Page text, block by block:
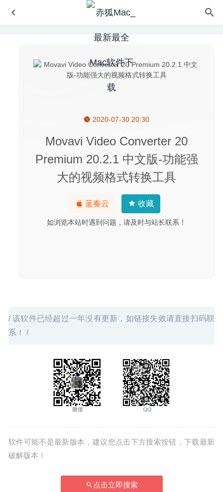
2020-07-30 20:30
Movavi Video Converter 20
Premium 20.2.1 中文版-功能强
大的视频格式转换工具
蓝奏云 收藏
如浏览本站时遇到问题，请及时与站长联系！
/ 该软件已经超过一年没有更新，如链接失效请直接扫码联
系！ /
软件可能不是最新版本，建议您点击下方搜索按钮，下载最新
破解版本！
点击立即搜索
Docxtor 1.12 – 操作简单的iWork文档批量转换工具
iShowU Studio 2.2.2 for Mac- 优秀的屏幕录制与编辑软件
2020-04-06
Grids 6.1.2 中文版-Instagram可发布故事的桌面客户端
Adobe Media Encoder 2020 14.3.2 中文版-视频和音频编